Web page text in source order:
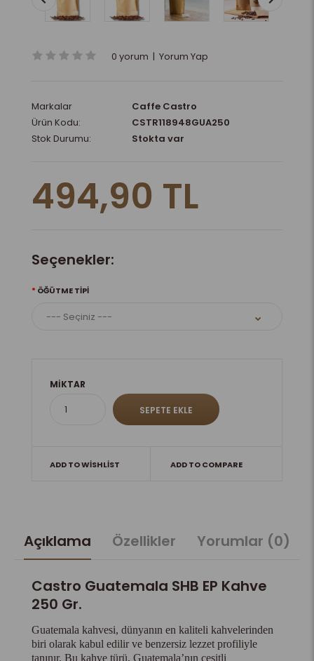
0 yorum | Yorum Yap
Markalar
Caffe Castro
Ürün Kodu:
CSTR118948GUA250
Stok Durumu:
Stokta var
494,90 TL
Seçenekler:
ÖĞÜTME TIPI
MIKTAR
ADD TO WISHLIST ADD TO COMPARE
Açıklama Özellikler Yorumlar (0)
Castro Guatemala SHB EP Kahve
250 Gr.
Guatemala kahvesi, dünyanın en kaliteli kahvelerinden
biri olarak kabul edilir ve benzersiz lezzet profiliyle
tanınır. Bu kahve türü, Guatemala’nın çeşitli